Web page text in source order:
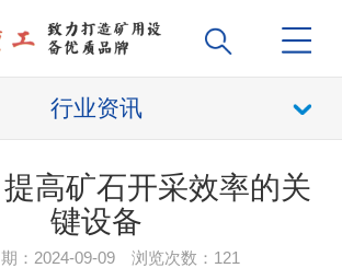
行业资讯
高矿石开采效率的关
键设备
：2024-09-09 浏览次数： 121